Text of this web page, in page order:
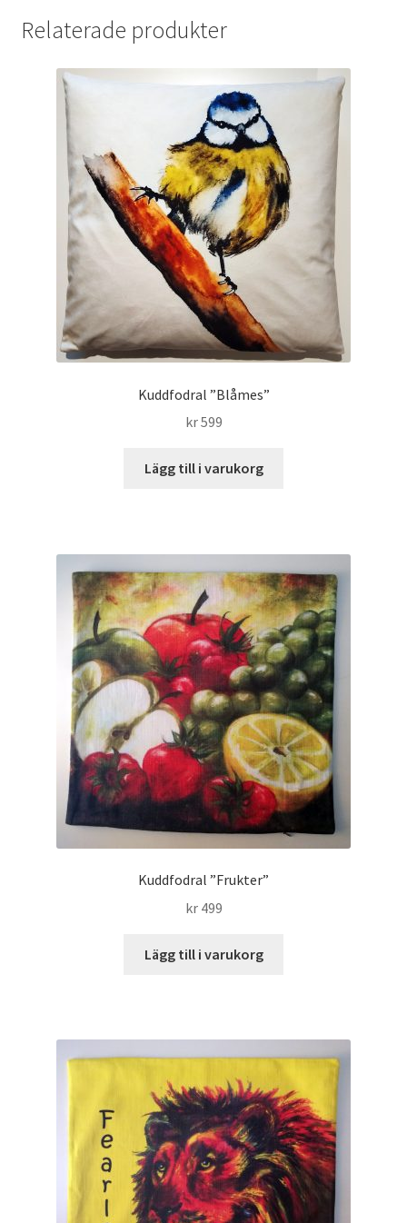
Relaterade produkter
Kuddfodral ”Blåmes”
kr599
Lägg till i varukorg
Kuddfodral ”Frukter”
kr499
Lägg till i varukorg